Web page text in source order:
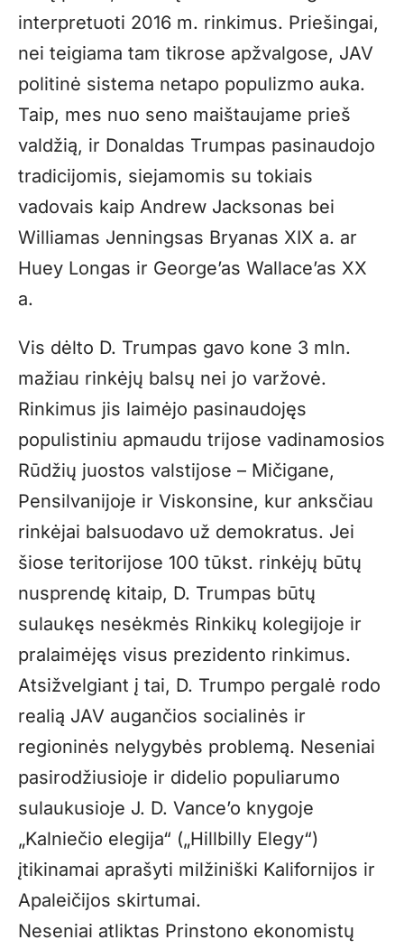
interpretuoti 2016 m. rinkimus. Priešingai,
nei teigiama tam tikrose apžvalgose, JAV
politinė sistema netapo populizmo auka.
Taip, mes nuo seno maištaujame prieš
valdžią, ir Donaldas Trumpas pasinaudojo
tradicijomis, siejamomis su tokiais
vadovais kaip Andrew Jacksonas bei
Williamas Jenningsas Bryanas XIX a. ar
Huey Longas ir George’as Wallace’as XX
a.
Vis dėlto D. Trumpas gavo kone 3 mln.
mažiau rinkėjų balsų nei jo varžovė.
Rinkimus jis laimėjo pasinaudojęs
populistiniu apmaudu trijose vadinamosios
Rūdžių juostos valstijose – Mičigane,
Pensilvanijoje ir Viskonsine, kur anksčiau
rinkėjai balsuodavo už demokratus. Jei
šiose teritorijose 100 tūkst. rinkėjų būtų
nusprendę kitaip, D. Trumpas būtų
sulaukęs nesėkmės Rinkikų kolegijoje ir
pralaimėjęs visus prezidento rinkimus.
Atsižvelgiant į tai, D. Trumpo pergalė rodo
realią JAV augančios socialinės ir
regioninės nelygybės problemą. Neseniai
pasirodžiusioje ir didelio populiarumo
sulaukusioje J. D. Vance’o knygoje
„Kalniečio elegija“ („Hillbilly Elegy“)
įtikinamai aprašyti milžiniški Kalifornijos ir
Apaleičijos skirtumai.
Neseniai atliktas Prinstono ekonomistų